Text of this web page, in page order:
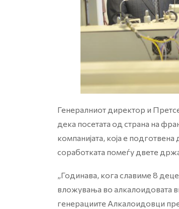
Генералниот директор и
дека посетата од страна на
компанијата, која е
соработката помеѓу двете
„Годинава, кога славиме 8
вложувања во алкалоидовата
генерациите Алкалоидовци